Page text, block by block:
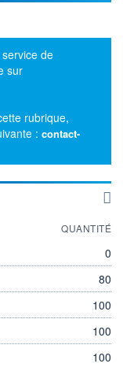
de
sur
rubrique,
: contact-
QUANTITÉ
0
80
100
100
100